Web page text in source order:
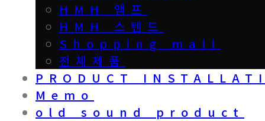
HMH 앰프
HMH 스텐드
Shopping mall
전체제품
PRODUCT
Memo
old sound product